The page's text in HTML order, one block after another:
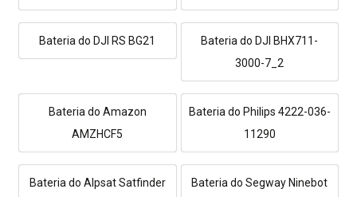
Bateria do DJI RS BG21
Bateria do DJI BHX711-
3000-7_2
Bateria do Amazon
AMZHCF5
Bateria do Philips 4222-036-
11290
Bateria do Alpsat Satfinder
Bateria do Segway Ninebot